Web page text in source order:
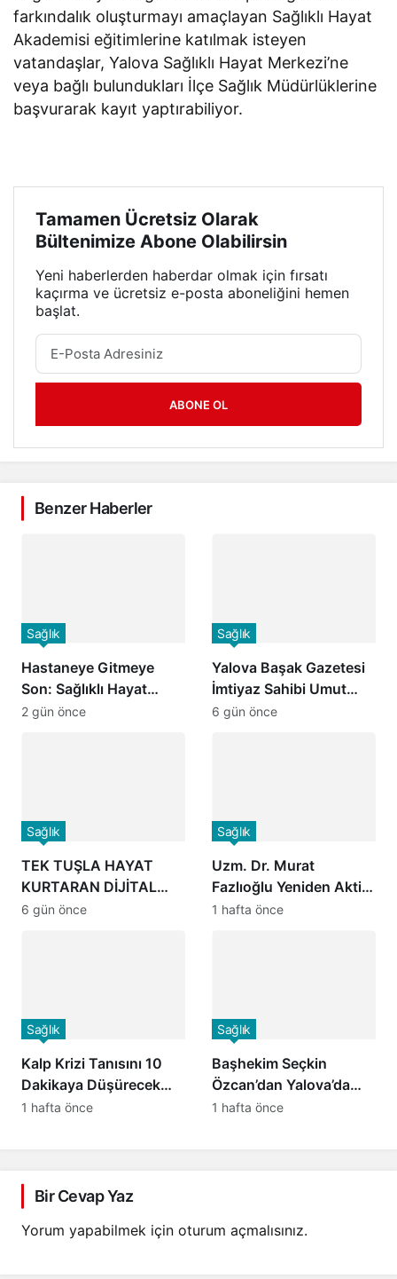
farkındalık oluşturmayı amaçlayan Sağlıklı Hayat
Akademisi eğitimlerine katılmak isteyen
vatandaşlar, Yalova Sağlıklı Hayat Merkezi’ne
veya bağlı bulundukları İlçe Sağlık Müdürlüklerine
başvurarak kayıt yaptırabiliyor.
Tamamen Ücretsiz Olarak
Bültenimize Abone Olabilirsin
Yeni haberlerden haberdar olmak için fırsatı
kaçırma ve ücretsiz e-posta aboneliğini hemen
başlat.
ABONE OL
Benzer Haberler
Hastaneye Gitmeye
Son: Sağlıklı Hayat
Merkezlerinde Uzaktan
Sağlık
2 gün önce
Yalova Başak Gazetesi
İmtiyaz Sahibi Umut
Yılmaz’dan Başhekim
Sağlık
6 gün önce
TEK TUŞLA HAYAT
KURTARAN DİJİTAL
DEVRİM: “HAYAT 112”
Sağlık
6 gün önce
Uzm. Dr. Murat
Fazlıoğlu Yeniden Aktif
International Hospital
Sağlık
1 hafta önce
Kalp Krizi Tanısını 10
Dakikaya Düşürecek
Yerli Proje! Dünyada Bir
Sağlık
1 hafta önce
Başhekim Seçkin
Özcan’dan Yalova’da
Kurumlar Arası İş Birliği
Sağlık
1 hafta önce
Bir Cevap Yaz
Yorum yapabilmek için oturum açmalısınız.